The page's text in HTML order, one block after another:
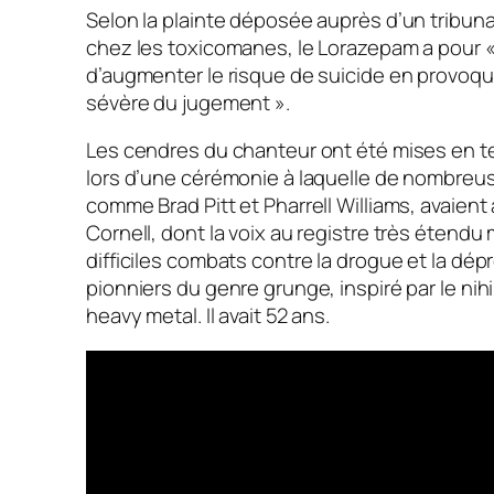
Selon la plainte déposée auprès d’un
chez les toxicomanes, le Lorazepam a pour
d’augmenter le risque de suicide en
sévère du jugement ».
Les cendres du chanteur ont été mises en
lors d’une cérémonie à laquelle de
comme Brad Pitt et Pharrell Williams,
Cornell, dont la voix au registre très étendu
difficiles combats contre la drogue et la
pionniers du genre grunge, inspiré par le
heavy metal. Il avait 52 ans.